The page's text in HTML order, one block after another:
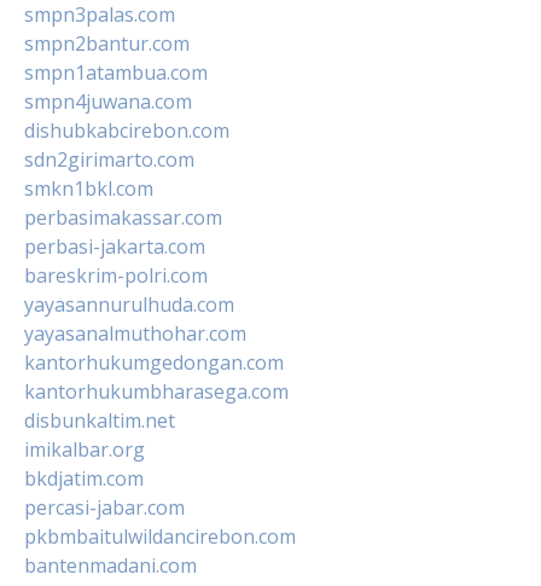
smpn3palas.com
smpn2bantur.com
smpn1atambua.com
smpn4juwana.com
dishubkabcirebon.com
sdn2girimarto.com
smkn1bkl.com
perbasimakassar.com
perbasi-jakarta.com
bareskrim-polri.com
yayasannurulhuda.com
yayasanalmuthohar.com
kantorhukumgedongan.com
kantorhukumbharasega.com
disbunkaltim.net
imikalbar.org
bkdjatim.com
percasi-jabar.com
pkbmbaitulwildancirebon.com
bantenmadani.com